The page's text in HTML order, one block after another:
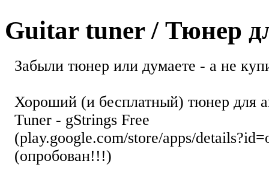
Guitar tuner / Тюнер
Забыли тюнер или думаете - а не
Хороший (и бесплатный) тюнер для
Tuner - gStrings Free
(play.google.com/store/apps/
(опробован!!!)